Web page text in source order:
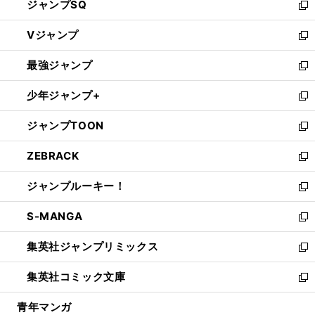
い
ウ
ィ
ン
ド
ウ
で
開
く
ジャンプSQ
新
し
い
ウ
ィ
ン
ド
ウ
で
開
く
Vジャンプ
新
し
い
ウ
ィ
ン
ド
ウ
で
開
く
最強ジャンプ
新
し
い
ウ
ィ
ン
ド
ウ
で
開
く
少年ジャンプ+
新
し
い
ウ
ィ
ン
ド
ウ
で
開
く
ジャンプTOON
新
し
い
ウ
ィ
ン
ド
ウ
で
開
く
ZEBRACK
新
し
い
ウ
ィ
ン
ド
ウ
で
開
ジャンプルーキー！
新
し
い
ウ
ィ
ン
ド
ウ
S-MANGA
新
し
い
ウ
ィ
ン
集英社ジャンプリミックス
新
し
い
ウ
集英社コミック文庫
新
し
青年マンガ